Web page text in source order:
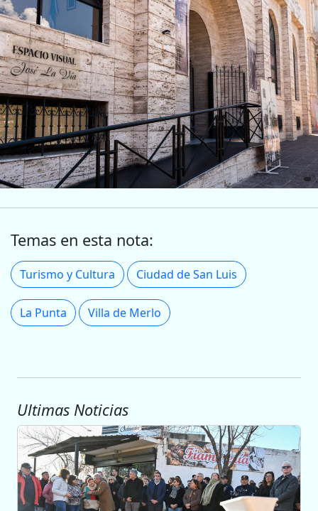
Temas en esta nota:
Turismo y Cultura Ciudad de San Luis
La Punta Villa de Merlo
Ultimas Noticias